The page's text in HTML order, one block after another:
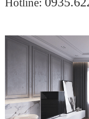
Hotline: